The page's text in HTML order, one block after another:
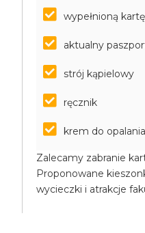
wypełnioną
aktualny
strój kąpielowy
ręcznik
krem do
Zalecamy zabranie
Proponowane
wycieczki i atrakcje